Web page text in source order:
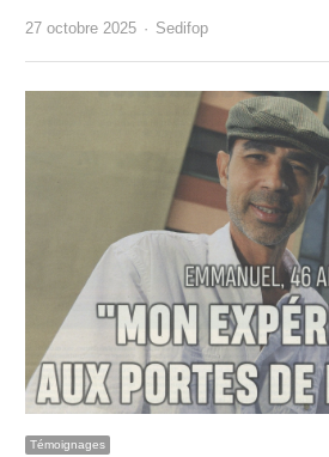
27 octobre 2025 Author
Sedifop
Témoignages